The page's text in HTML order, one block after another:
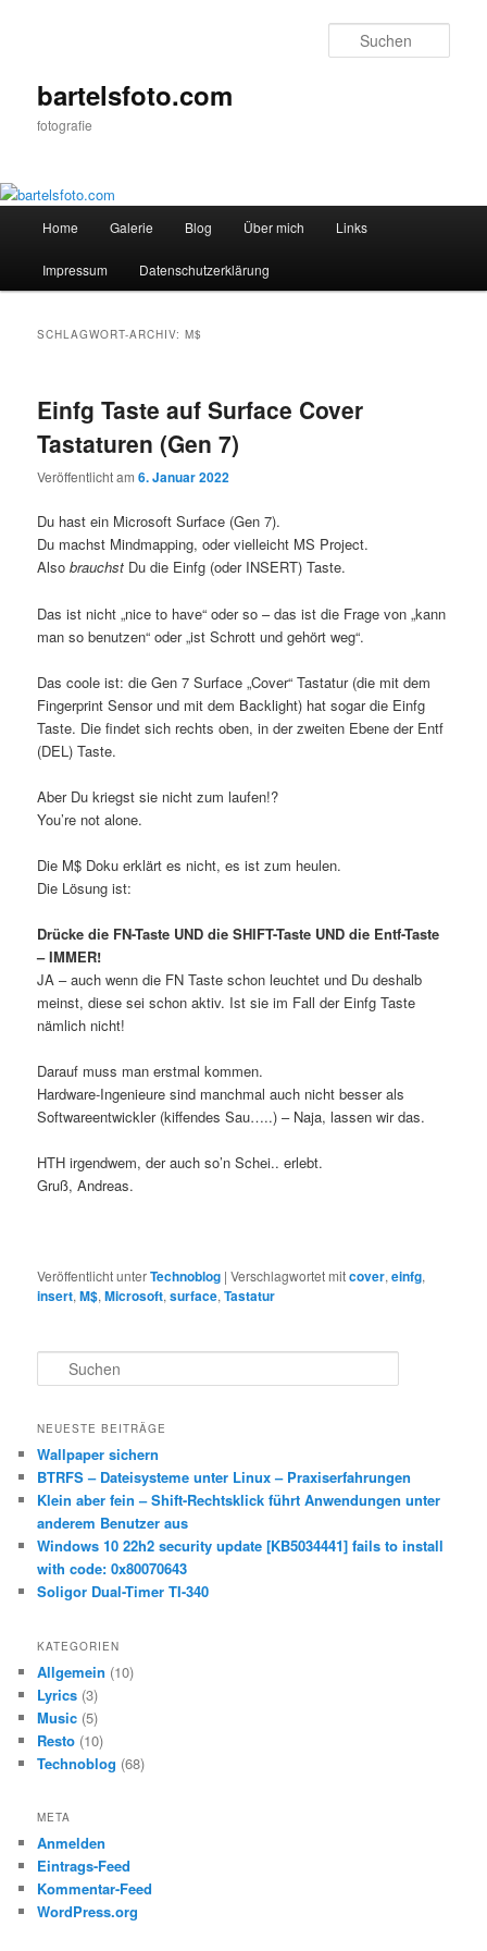
bartelsfoto.com
fotografie
Home Galerie Blog Über mich Links
Impressum Datenschutzerklärung
SCHLAGWORT-ARCHIV:M$
Einfg Taste auf Surface Cover
Tastaturen (Gen 7)
Veröffentlicht am6. Januar 2022
Du hast ein Microsoft Surface (Gen 7).
Du machst Mindmapping, oder vielleicht MS Project.
Alsobrauchst Du die Einfg (oder INSERT) Taste.
Das ist nicht „nice to have“ oder so – das ist die Frage von „kann
man so benutzen“ oder „ist Schrott und gehört weg“.
Das coole ist: die Gen 7 Surface „Cover“ Tastatur (die mit dem
Fingerprint Sensor und mit dem Backlight) hat sogar die Einfg
Taste. Die findet sich rechts oben, in der zweiten Ebene der Entf
(DEL) Taste.
Aber Du kriegst sie nicht zum laufen!?
You’re not alone.
Die M$ Doku erklärt es nicht, es ist zum heulen.
Die Lösung ist:
Drücke die FN-Taste UND die SHIFT-Taste UND die Entf-Taste
– IMMER!
JA – auch wenn die FN Taste schon leuchtet und Du deshalb
meinst, diese sei schon aktiv. Ist sie im Fall der Einfg Taste
nämlich nicht!
Darauf muss man erstmal kommen.
Hardware-Ingenieure sind manchmal auch nicht besser als
Softwareentwickler (kiffendes Sau…..) – Naja, lassen wir das.
HTH irgendwem, der auch so’n Schei.. erlebt.
Gruß, Andreas.
Veröffentlicht unterTechnoblog |Verschlagwortet mitcover,einfg,
insert,M$,Microsoft,surface,Tastatur
u
h
n
NEUESTE BEITRÄGE
Wallpaper sichern
BTRFS – Dateisysteme unter Linux – Praxiserfahrungen
Klein aber fein – Shift-Rechtsklick führt Anwendungen unter
anderem Benutzer aus
Windows 10 22h2 security update [KB5034441] fails to install
with code: 0x80070643
Soligor Dual-Timer TI-340
KATEGORIEN
Allgemein (10)
Lyrics (3)
Music (5)
Resto (10)
Technoblog (68)
META
Anmelden
Eintrags-Feed
Kommentar-Feed
WordPress.org